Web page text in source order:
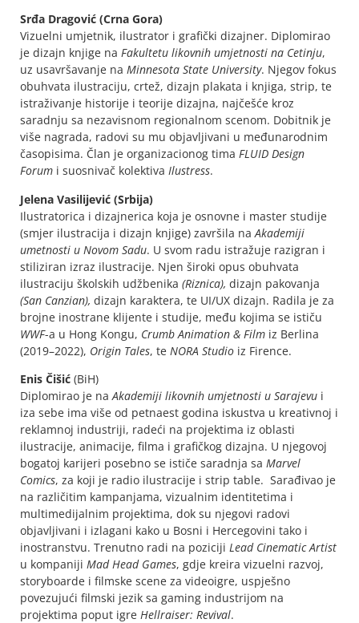
Srđa Dragović (Crna Gora)
Vizuelni umjetnik, ilustrator i grafički dizajner. Diplomirao
je dizajn knjige na Fakultetu likovnih umjetnosti na Cetinju,
uz usavršavanje na Minnesota State University. Njegov fokus
obuhvata ilustraciju, crtež, dizajn plakata i knjiga, strip, te
istraživanje historije i teorije dizajna, najčešće kroz
saradnju sa nezavisnom regionalnom scenom. Dobitnik je
više nagrada, radovi su mu objavljivani u međunarodnim
časopisima. Član je organizacionog tima FLUID Design
Forum i suosnivač kolektiva Ilustress.
Jelena Vasilijević (Srbija)
Ilustratorica i dizajnerica koja je osnovne i master studije
(smjer ilustracija i dizajn knjige) završila na Akademiji
umetnosti u Novom Sadu. U svom radu istražuje razigran i
stiliziran izraz ilustracije. Njen široki opus obuhvata
ilustraciju školskih udžbenika (Riznica), dizajn pakovanja
(San Canzian), dizajn karaktera, te UI/UX dizajn. Radila je za
brojne inostrane klijente i studije, među kojima se ističu
WWF-a u Hong Kongu, Crumb Animation & Film iz Berlina
(2019–2022), Origin Tales, te NORA Studio iz Firence.
Enis Čišić (BiH)
Diplomirao je naAkademiji likovnih umjetnosti u Sarajevu i
iza sebe ima više od petnaest godina iskustva u kreativnoj i
reklamnoj industriji, radeći na projektima iz oblasti
ilustracije, animacije, filma i grafičkog dizajna. U njegovoj
bogatoj karijeri posebno se ističe saradnja sa Marvel
Comics, za koji je radio ilustracije i strip table. Sarađivao je
na različitim kampanjama, vizualnim identitetima i
multimedijalnim projektima, dok su njegovi radovi
objavljivani i izlagani kako u Bosni i Hercegovini tako i
inostranstvu. Trenutno radi na poziciji Lead Cinematic Artist
u kompaniji Mad Head Games, gdje kreira vizuelni razvoj,
storyboarde i filmske scene za videoigre, uspješno
povezujući filmski jezik sa gaming industrijom na
projektima poput igre Hellraiser: Revival.